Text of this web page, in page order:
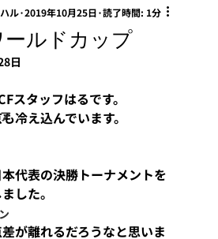
ルドカップ
ル 2019年10月25日 読了時間: 1分
日
スタッフはるです。
冷え込んでいます。
代表の決勝トーナメントを
した。
が離れるだろうなと思いま